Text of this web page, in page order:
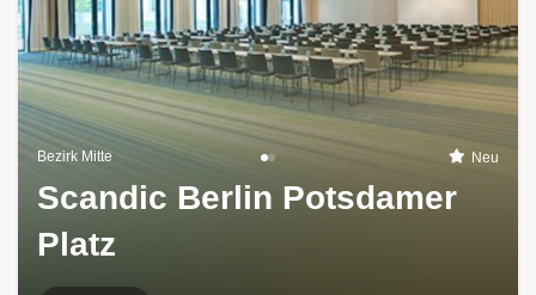
Bezirk Mitte Neu
Scandic Berlin Potsdamer
Platz